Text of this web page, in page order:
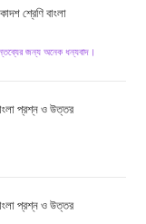
শ্রেণি বাংলা
জন্য অনেক ধন্যবাদ।
প্রশ্ন ও উত্তর
প্রশ্ন ও উত্তর